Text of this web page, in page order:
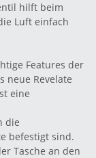
hilft beim
Luft einfach
Features der
neue Revelate
eine
die
befestigt sind.
Tasche an den